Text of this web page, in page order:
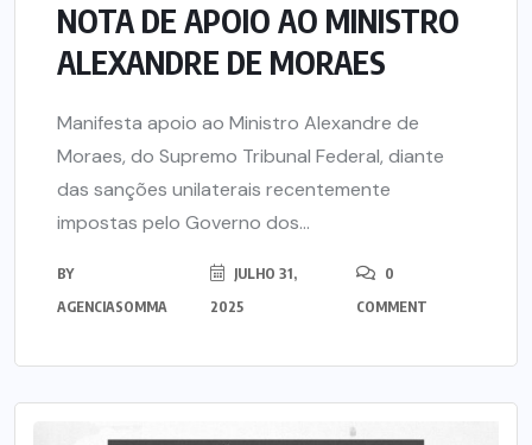
NOTA DE APOIO AO MINISTRO
ALEXANDRE DE MORAES
Manifesta apoio ao Ministro Alexandre de
Moraes, do Supremo Tribunal Federal, diante
das sanções unilaterais recentemente
impostas pelo Governo dos...
BY
AGENCIASOMMA
JULHO 31,
2025
0
COMMENT